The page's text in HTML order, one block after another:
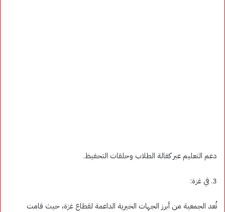
دعم التعليم عبر كفالة الطلاب وحلقات التحفيظ.
3. في غزة:
تُعد الجمعية من أبرز الجهات الخيرية الداعمة لقطاع غزة، حيث قامت